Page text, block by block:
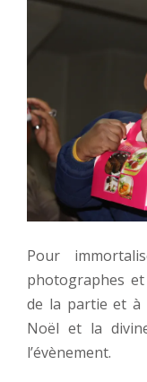
Pour
photographes
de la partie et à
Noël et la
l’évènement.